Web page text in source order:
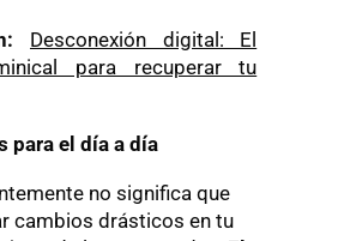
Desconexión digital: El
para recuperar tu
para el día a día
no significa que
cambios drásticos en tu